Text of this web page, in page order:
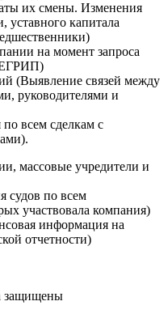
их смены. Изменения
уставного капитала
на момент запроса
(Выявление связей между
руководителями и
всем сделкам с
массовые учредители и
судов по всем
участвовала компания)
информация на
отчетности)
защищены